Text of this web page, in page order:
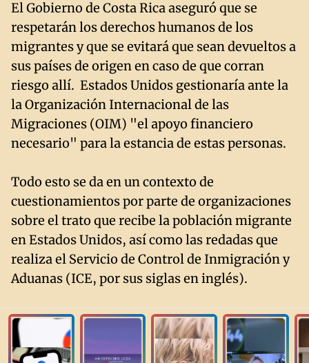
El Gobierno de Costa Rica aseguró que se
respetarán los derechos humanos de los
migrantes y que se evitará que sean devueltos a
sus países de origen en caso de que corran
riesgo allí. Estados Unidos gestionaría ante la
la Organización Internacional de las
Migraciones (OIM) "el apoyo financiero
necesario" para la estancia de estas personas.
Todo esto se da en un contexto de
cuestionamientos por parte de organizaciones
sobre el trato que recibe la población migrante
en Estados Unidos, así como las redadas que
realiza el Servicio de Control de Inmigración y
Aduanas (ICE, por sus siglas en inglés).